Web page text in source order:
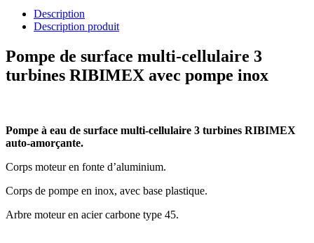
Description
Description produit
Pompe de surface multi-cellulaire 3
turbines RIBIMEX avec pompe inox
Pompe à eau de surface multi-cellulaire 3 turbines RIBIMEX
auto-amorçante.
Corps moteur en fonte d’aluminium.
Corps de pompe en inox, avec base plastique.
Arbre moteur en acier carbone type 45.